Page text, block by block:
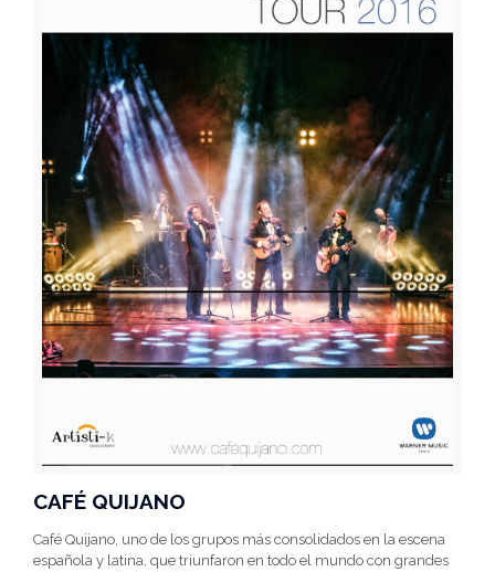
CAFÉ QUIJANO
Café Quijano, uno de los grupos más consolidados en la escena
española y latina, que triunfaron en todo el mundo con grandes